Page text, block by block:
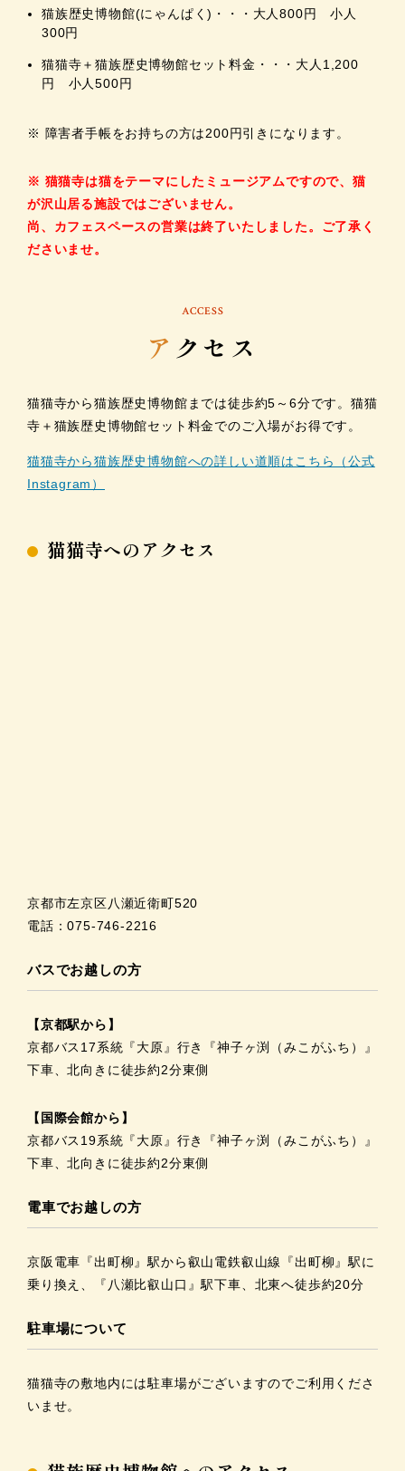
猫族歴史博物館(にゃんぱく)・・・大人800円 小人
300円
猫猫寺＋猫族歴史博物館セット料金・・・大人1,200
円 小人500円
※ 障害者手帳をお持ちの方は200円引きになります。
※ 猫猫寺は猫をテーマにしたミュージアムですので、猫
が沢山居る施設ではございません。
尚、カフェスペースの営業は終了いたしました。ご了承く
ださいませ。
ACCESS
ア クセス
猫猫寺から猫族歴史博物館までは徒歩約5～6分です。猫猫
寺＋猫族歴史博物館セット料金でのご入場がお得です。
猫猫寺から猫族歴史博物館への詳しい道順はこちら（公式
Instagram）
猫猫寺へのアクセス
京都市左京区八瀬近衛町520
電話：075-746-2216
バスでお越しの方
【京都駅から】
京都バス17系統『大原』行き『神子ヶ渕（みこがふち）』
下車、北向きに徒歩約2分東側
【国際会館から】
京都バス19系統『大原』行き『神子ヶ渕（みこがふち）』
下車、北向きに徒歩約2分東側
電車でお越しの方
京阪電車『出町柳』駅から叡山電鉄叡山線『出町柳』駅に
乗り換え、『八瀬比叡山口』駅下車、北東へ徒歩約20分
駐車場について
猫猫寺の敷地内には駐車場がございますのでご利用くださ
いませ。